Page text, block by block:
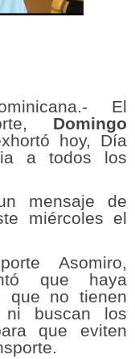
El
Domingo
hoy, Día
a todos los
mensaje de
miércoles el
Asomiro,
que haya
que no tienen
ni buscan los
que eviten